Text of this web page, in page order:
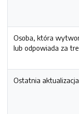
Osoba, która
lub odpowiada za
Ostatnia